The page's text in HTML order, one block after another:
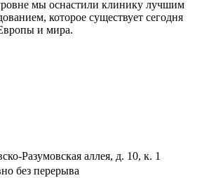
мы оснастили клинику лучшим
которое существует сегодня
и мира.
Разумовская аллея, д. 10, к. 1
без перерыва